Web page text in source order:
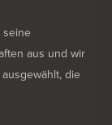
aus und wir
die